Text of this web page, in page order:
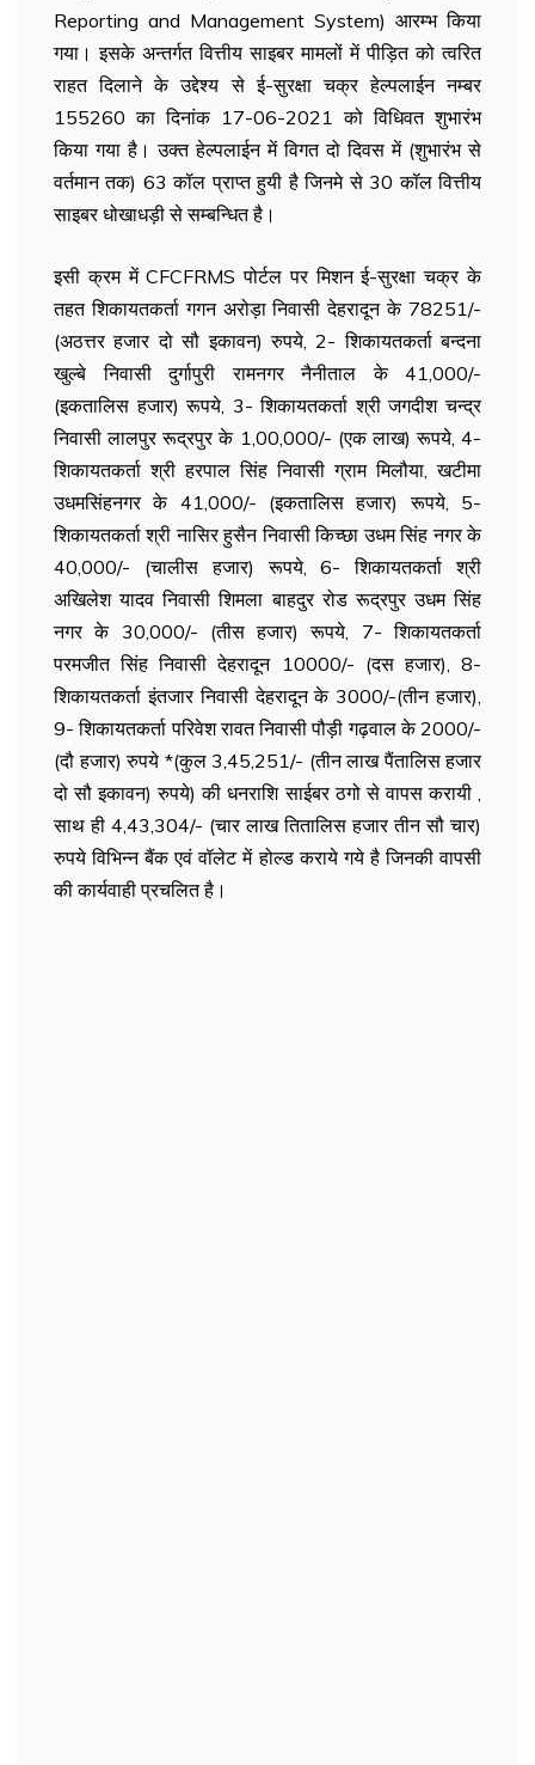
Reporting and Management System) आरम्भ किया
गया। इसके अन्तर्गत वित्तीय साइबर मामलों में पीड़ित को त्वरित
राहत दिलाने के उद्देश्य से ई-सुरक्षा चक्र हेल्पलाईन नम्बर
155260 का दिनांक 17-06-2021 को विधिवत शुभारंभ
किया गया है। उक्त हेल्पलाईन में विगत दो दिवस में (शुभारंभ से
वर्तमान तक) 63 कॉल प्राप्त हुयी है जिनमे से 30 कॉल वित्तीय
साइबर धोखाधड़ी से सम्बन्धित है।
इसी क्रम में CFCFRMS पोर्टल पर मिशन ई-सुरक्षा चक्र के
तहत शिकायतकर्ता गगन अरोड़ा निवासी देहरादून के 78251/-
(अठत्तर हजार दो सौ इकावन) रुपये, 2- शिकायतकर्ता बन्दना
खुल्बे निवासी दुर्गापुरी रामनगर नैनीताल के 41,000/-
(इकतालिस हजार) रूपये, 3- शिकायतकर्ता श्री जगदीश चन्द्र
निवासी लालपुर रूद्रपुर के 1,00,000/- (एक लाख) रूपये, 4-
शिकायतकर्ता श्री हरपाल सिंह निवासी ग्राम मिलौया, खटीमा
उधमसिंहनगर के 41,000/- (इकतालिस हजार) रूपये, 5-
शिकायतकर्ता श्री नासिर हुसैन निवासी किच्छा उधम सिंह नगर के
40,000/- (चालीस हजार) रूपये, 6- शिकायतकर्ता श्री
अखिलेश यादव निवासी शिमला बाहदुर रोड रूद्रपुर उधम सिंह
नगर के 30,000/- (तीस हजार) रूपये, 7- शिकायतकर्ता
परमजीत सिंह निवासी देहरादून 10000/- (दस हजार), 8-
शिकायतकर्ता इंतजार निवासी देहरादून के 3000/-(तीन हजार),
9- शिकायतकर्ता परिवेश रावत निवासी पौड़ी गढ़वाल के 2000/-
(दौ हजार) रुपये *(कुल 3,45,251/- (तीन लाख पैंतालिस हजार
दो सौ इकावन) रुपये) की धनराशि साईबर ठगो से वापस करायी ,
साथ ही 4,43,304/- (चार लाख तितालिस हजार तीन सौ चार)
रुपये विभिन्न बैंक एवं वॉलेट में होल्ड कराये गये है जिनकी वापसी
की कार्यवाही प्रचलित है।